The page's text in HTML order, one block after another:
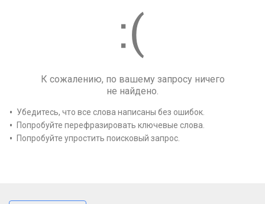
К сожалению, по вашему запросу ничего
не найдено.
Убедитесь, что все слова написаны без ошибок.
Попробуйте перефразировать ключевые слова.
Попробуйте упростить поисковый запрос.